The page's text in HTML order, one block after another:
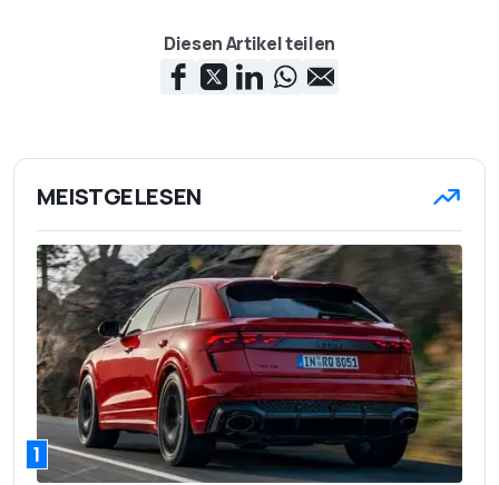
Diesen Artikel teilen
MEISTGELESEN
1